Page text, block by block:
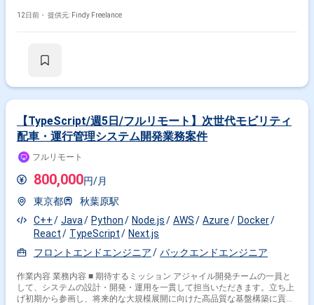
稼働が前提となります。 ※すでにFindy Freelanceで担当がついている方
を中心としたバックエンド領域の技術リード（API設計・データ設計・ア
整理
12日前・ 提供元: Findy Freelance
【TypeScript/週5日/フルリモート】次世代モビリティ
配車・運行管理システム開発業務案件
フルリモート
800,000円/月
東京都
秋葉原駅
C++
Java Python Node.js AWS Azure
Docker
React
TypeScript
Next.js
フロントエンドエンジニア
バックエンドエンジニア
作業内容 業務内容 ■ 期待するミッション アジャイル開発チームの一員と
して、システムの設計・開発・運用を一貫して担当いただきます。立ち上
げ初期から参画し、将来的な大規模展開に向けた高品質な基盤構築に貢献